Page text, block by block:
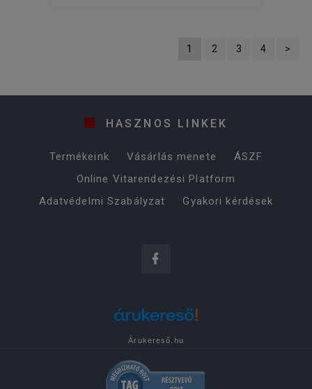
1
HASZNOS LINKEK
Termékeink Vásárlás menete
ÁSZF
Online Vitarendezési Platform
Adatvédelmi Szabályzat
Gyakori kérdések
Árukereső.hu